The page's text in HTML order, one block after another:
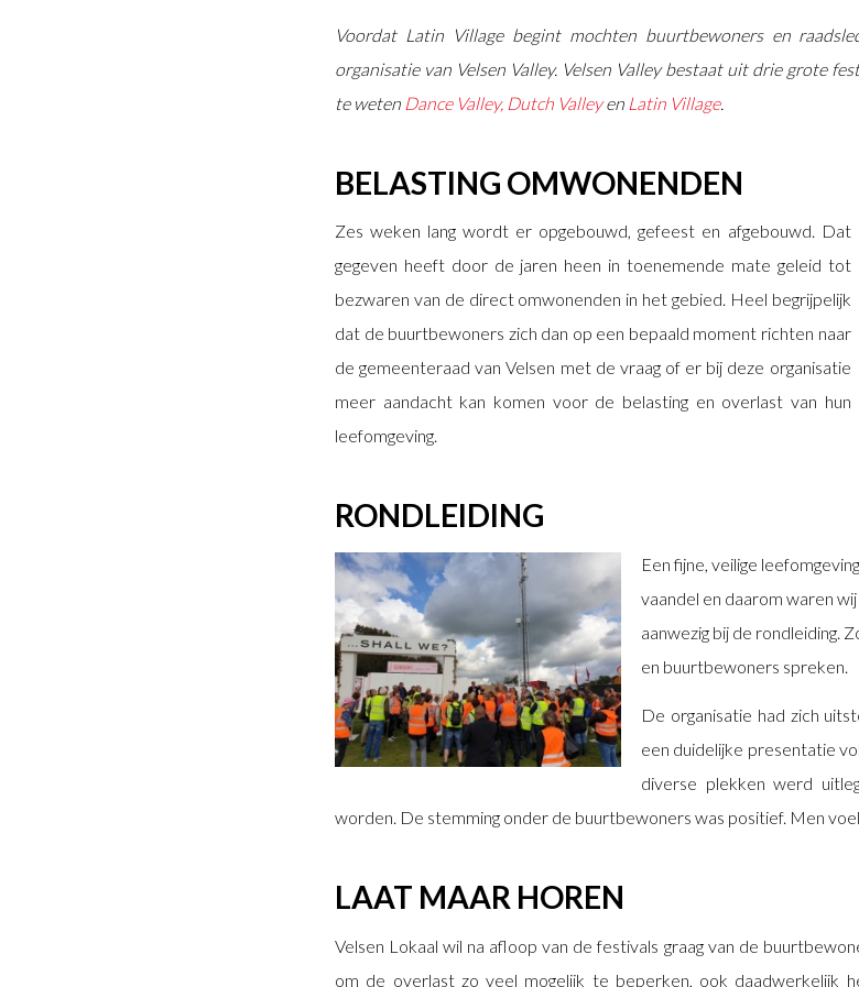
Voordat Latin Village begint mochten buurtbewoners en
organisatie van Velsen Valley. Velsen Valley bestaat uit drie grote
te weten Dance Valley, Dutch Valleyen Latin Village.
BELASTING OMWONENDEN
Zes weken lang wordt er opgebouwd, gefeest en afgebouwd. Dat
gegeven heeft door de jaren heen in toenemende mate geleid tot
bezwaren van de direct omwonenden in het gebied. Heel begrijpelijk
dat de buurtbewoners zich dan op een bepaald moment richten naar
de gemeenteraad van Velsen met de vraag of er bij deze organisatie
meer aandacht kan komen voor de belasting en overlast van hun
leefomgeving.
RONDLEIDING
Een fijne, veilige
vaandel en daarom waren
aanwezig bij de rondleiding.
en buurtbewoners spreken.
De organisatie had zich
een duidelijke presentatie
diverse plekken werd
worden. De stemming onder de buurtbewoners was positief. Men
LAAT MAAR HOREN
Velsen Lokaal wil na afloop van de festivals graag van de
om de overlast zo veel mogelijk te beperken, ook daadwerkelijk